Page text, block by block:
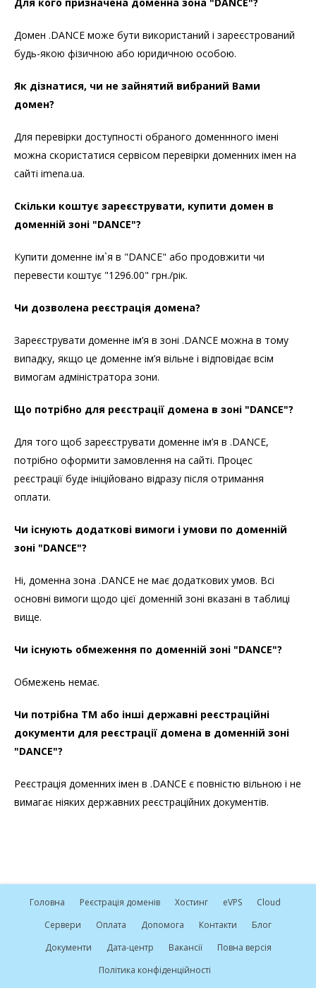
Домен .DANCE може бути використаний і зареєстрований
будь-якою фізичною або юридичною особою.
Як дізнатися, чи не зайнятий вибраний Вами
домен?
Для перевірки доступності обраного доменнного імені
можна скористатися сервісом перевірки доменних імен на
сайті imena.ua.
Скільки коштує зареєструвати, купити домен в
доменній зоні "DANCE"?
Купити доменне ім`я в "DANCE" або продовжити чи
перевести коштує "1296.00" грн./рік.
Чи дозволена реєстрація домена?
Зареєструвати доменне ім’я в зоні .DANCE можна в тому
випадку, якщо це доменне ім’я вільне і відповідає всім
вимогам адміністратора зони.
Що потрібно для реєстрації домена в зоні "DANCE"?
Для того щоб зареєструвати доменне ім’я в .DANCE,
потрібно оформити замовлення на сайті. Процес
реєстрації буде ініційовано відразу після отримання
оплати.
Чи існують додаткові вимоги і умови по доменній
зоні "DANCE"?
Ні, доменна зона .DANCE не має додаткових умов. Всі
основні вимоги щодо цієї доменній зоні вказані в таблиці
вище.
Чи існують обмеження по доменній зоні "DANCE"?
Обмежень немає.
Чи потрібна ТМ або інші державні реєстраційні
документи для реєстрації домена в доменній зоні
"DANCE"?
Реєстрація доменних імен в .DANCE є повністю вільною і не
вимагає ніяких державних реєстраційних документів.
Головна Реєстрація доменів Хостинг eVPS
Cloud
Сервери
Оплата Допомога Контакти
Блог
Документи
Дата-центр Вакансії
Повна версія
Політика конфіденційності